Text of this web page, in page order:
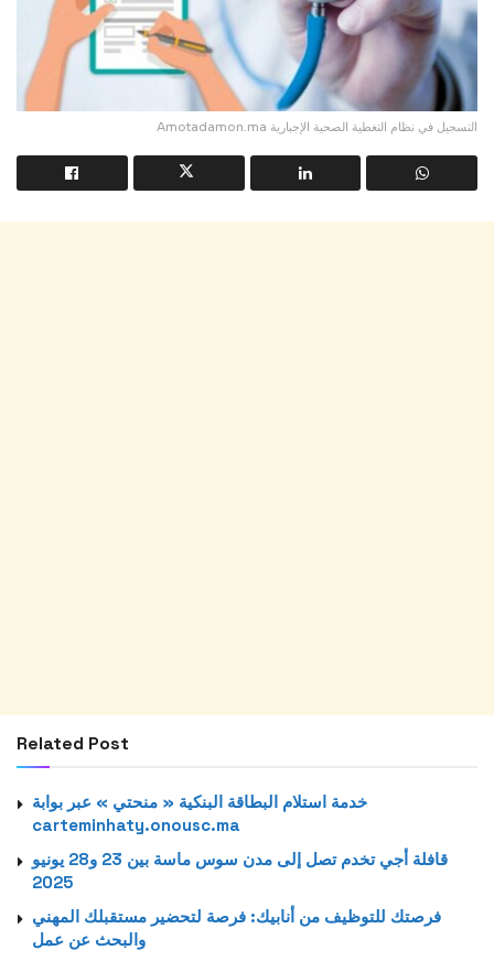
Amotadamon.ma التسجيل في نظام التغطية الصحية الإجبارية
Related Post
خدمة استلام البطاقة البنكية « منحتي » عبر بوابة
carteminhaty.onousc.ma
قافلة أجي تخدم تصل إلى مدن سوس ماسة بين 23 و28 يونيو
2025
فرصتك للتوظيف من أنابيك: فرصة لتحضير مستقبلك المهني
والبحث عن عمل